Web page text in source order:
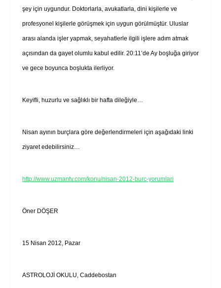
şey için uygundur. Doktorlarla, avukatlarla, dini kişilerle ve
profesyonel kişilerle görüşmek için uygun görülmüştür. Uluslar
arası alanda işler yapmak, seyahatlerle ilgili işlere adım atmak
açısından da gayet olumlu kabul edilir. 20:11’de Ay boşluğa giriyor
ve gece boyunca boşlukta ilerliyor.
Keyifli, huzurlu ve sağlıklı bir hafta dileğiyle…
Nisan ayının burçlara göre değerlendirmeleri için aşağıdaki linki
ziyaret edebilirsiniz…
http://www.uzmantv.com/konu/nisan-2012-burc-yorumlari
Öner DÖŞER
15 Nisan 2012, Pazar
ASTROLOJİ OKULU, Caddebostan